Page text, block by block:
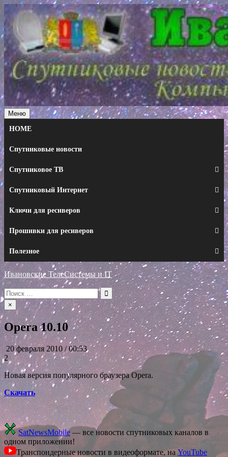
Перейти
к
содержимому
Меню
HOME
Спутниковые новости
Спутниковое ТВ
Спутниковый Интернет
Ключи для ресиверов
Прошивки для ресиверов
Полезное
Ивановские ТелеСистемы и IT
Искать:
×
Opera 10.10
20 февраля 2010 / 00:53
2
Новая версия популярного браузера Opera.
Скачать
SatNewsMobile — все новости спутниковых каналов в
одном приложении!
Транспондерные новости в видеоформате, наYouTube